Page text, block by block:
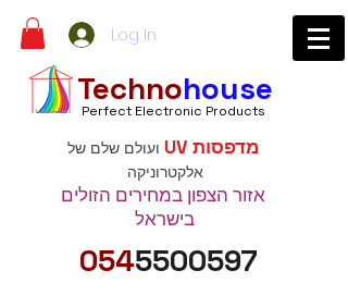
Log In
Technohouse
Perfect Electronic Products
מדפסות UV
ועולם שלם של
אלקטרוניקה
אזור הצפון במחירים הזולים
בישראל
0545500597